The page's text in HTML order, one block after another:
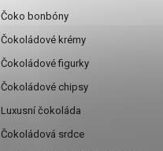
Čoko bonbóny
Čokoládové krémy
Čokoládové figurky
Čokoládové chipsy
Luxusní čokoláda
Čokoládová srdce